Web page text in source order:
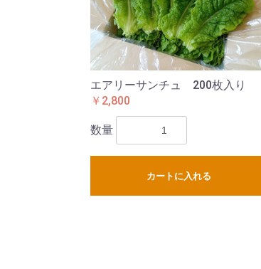
エアリーサンチュ 200枚入り
￥2,800
数量
カートに入れる